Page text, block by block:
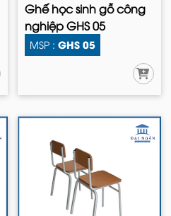
Ghế học sinh gỗ công
nghiệp GHS 05
MSP : GHS 05